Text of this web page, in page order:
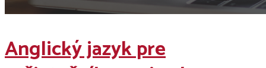
Anglický jazyk pre